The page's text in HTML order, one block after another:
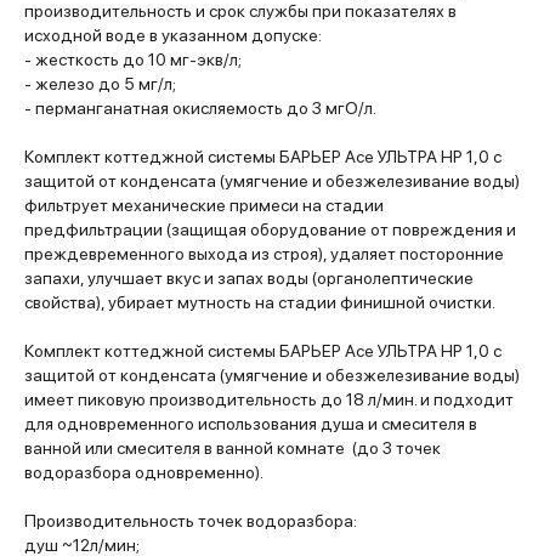
производительность и срок службы при показателях в
исходной воде в указанном допуске:
- жесткость до 10 мг-экв/л;
- железо до 5 мг/л;
- перманганатная окисляемость до 3 мгО/л.
Комплект коттеджной системы БАРЬЕР Ace УЛЬТРА HP 1,0 с
защитой от конденсата (умягчение и обезжелезивание воды)
фильтрует механические примеси на стадии
предфильтрации (защищая оборудование от повреждения и
преждевременного выхода из строя), удаляет посторонние
запахи, улучшает вкус и запах воды (органолептические
свойства), убирает мутность на стадии финишной очистки.
Комплект коттеджной системы БАРЬЕР Ace УЛЬТРА HP 1,0 с
защитой от конденсата (умягчение и обезжелезивание воды)
имеет пиковую производительность до 18 л/мин. и подходит
для одновременного использования душа и смесителя в
ванной или смесителя в ванной комнате (до 3 точек
водоразбора одновременно).
Производительность точек водоразбора:
душ ~12л/мин;